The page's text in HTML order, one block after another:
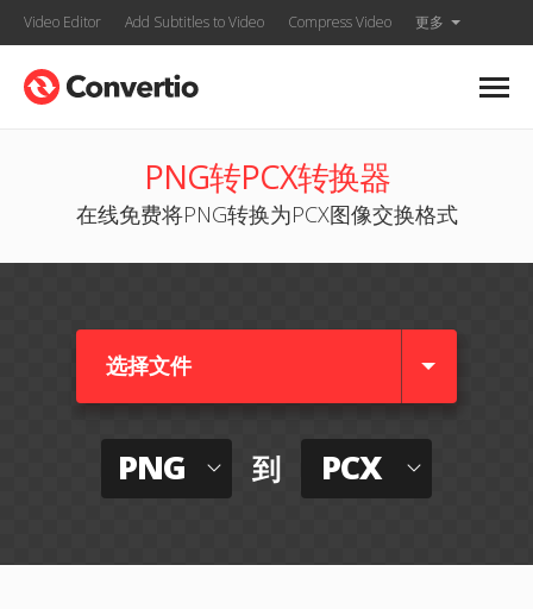
Video Editor Add Subtitles to Video Compress Video 更多
PNG转PCX转换器
在线免费将PNG转换为PCX图像交换格式
选择文件
PNG 到 PCX